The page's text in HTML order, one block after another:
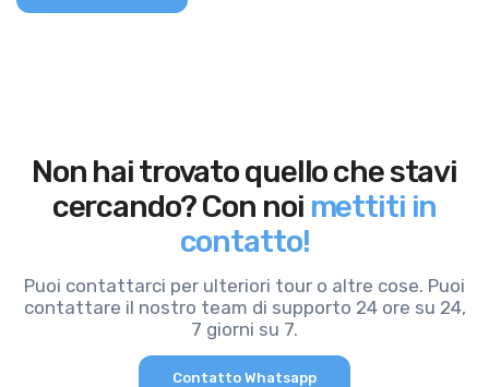
Non hai trovato quello che stavi
cercando? Con noi mettiti in
contatto!
Puoi contattarci per ulteriori tour o altre cose. Puoi
contattare il nostro team di supporto 24 ore su 24,
7 giorni su 7.
Contatto Whatsapp